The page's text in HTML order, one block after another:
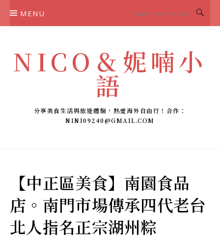
MENU
NICO＆妮喃小
語
分享美食生活與旅遊體驗，熱愛海外自由行！合作：
NINI09240@GMAIL.COM
【中正區美食】南園食品
店。南門市場傳承四代老台
北人指名正宗湖州粽